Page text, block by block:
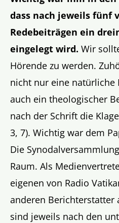
dass nach jeweils fünf
Redebeiträgen ein
eingelegt wird. Wir
Hörende zu werden.
nicht nur eine natürliche
auch ein theologischer
nach der Schrift die
3, 7). Wichtig war dem
Die
Raum. Als
eigenen von Radio
anderen Berichterstatter
sind jeweils nach den